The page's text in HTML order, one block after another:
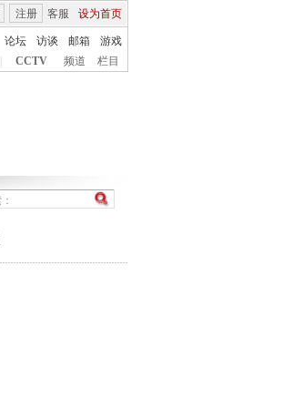
客服 设为首页
注册
论坛 访谈 邮箱
游戏
CCTV 频道 栏目